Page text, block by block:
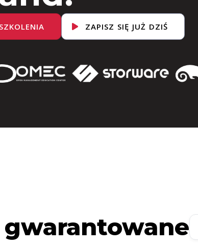
ZAPISZ SIĘ JUŻ DZIŚ